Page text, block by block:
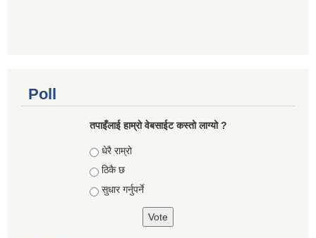
Poll
तपाइँलाई हाम्रो वेबसाईट कस्तो लाग्यो ?
Choices
धेरै राम्रो
ठिकै छ
सुधार गर्नुपर्ने